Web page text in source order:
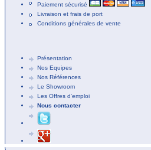
Paiement sécurisé
Livraison et frais de port
Conditions générales de vente
Présentation
Nos Equipes
Nos Références
Le Showroom
Les Offres d'emploi
Nous contacter